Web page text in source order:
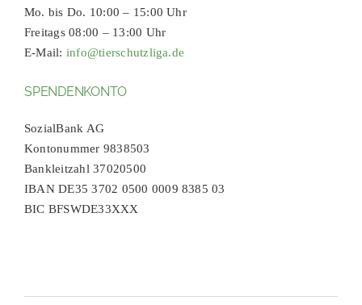
Mo. bis Do. 10:00 – 15:00 Uhr
Freitags 08:00 – 13:00 Uhr
E-Mail: info@tierschutzliga.de
SPENDENKONTO
SozialBank AG
Kontonummer 9838503
Bankleitzahl 37020500
IBAN DE35 3702 0500 0009 8385 03
BIC BFSWDE33XXX